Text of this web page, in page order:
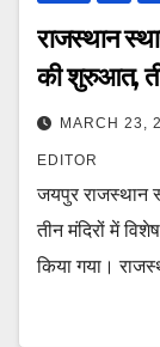
राजस्थान
की शुरुआत,
MARCH 23,
EDITOR
जयपुर राजस्थान
तीन मंदिरों में
किया गया।